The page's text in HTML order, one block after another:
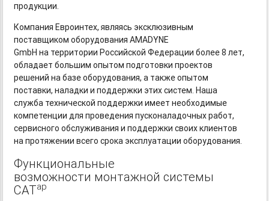
продукции.
Компания Евроинтех, являясь эксклюзивным
поставщиком оборудования AMADYNE
GmbH на территории Российской Федерации более 8 лет,
обладает большим опытом подготовки проектов
решений на базе оборудования, а также опытом
поставки, наладки и поддержки этих систем. Наша
служба технической поддержки имеет необходимые
компетенции для проведения пусконаладочных работ,
сервисного обслуживания и поддержки своих клиентов
на протяжении всего срока эксплуатации оборудования.
Функциональные
возможности монтажной системы
CATap